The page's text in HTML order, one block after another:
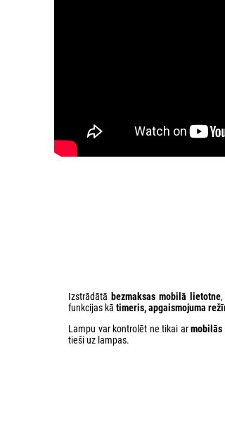
Izstrādātā bezmaksas mobilā lietotne,
funkcijas kā timeris, apgaismojuma
Lampu var kontrolēt ne tikai ar
tieši uz lampas.